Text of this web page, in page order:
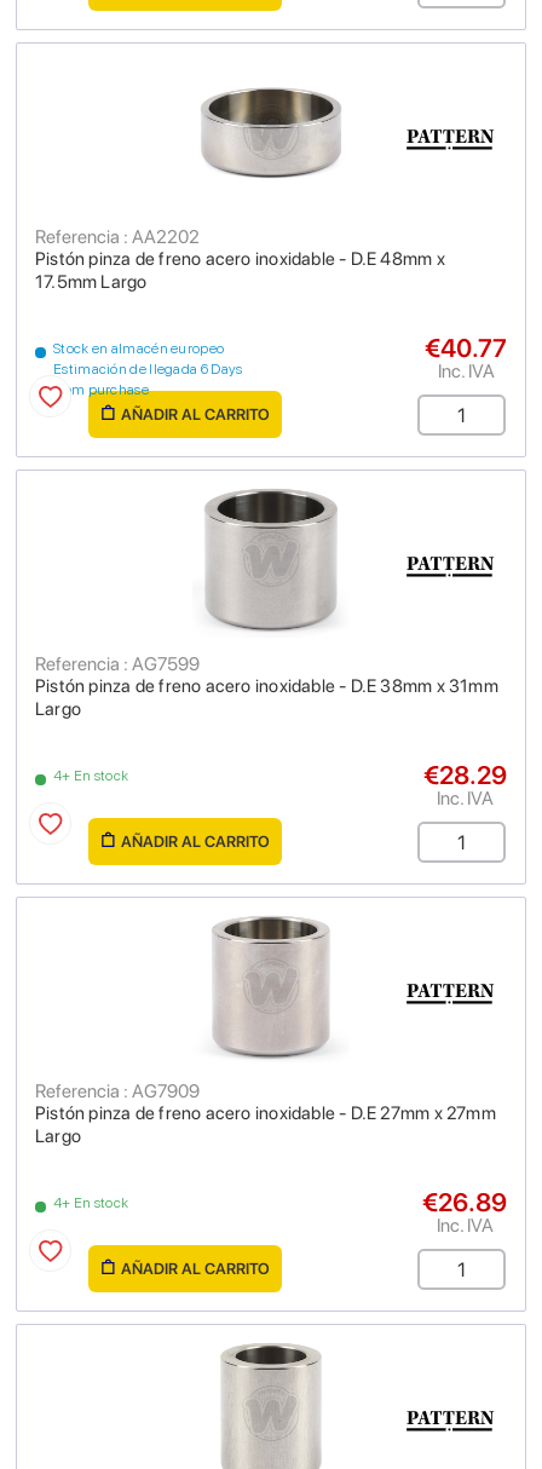
Pistón pinza de freno acero inoxidable - D.E 48mm x
17.5mm Largo
Referencia : AA2202
Stock en almacén europeo
Estimación de llegada 6 Days
from purchase
€40.77
Inc. IVA
AÑADIR AL CARRITO
Pistón pinza de freno acero inoxidable - D.E 38mm x 31mm
Largo
Referencia : AG7599
4+ En stock €28.29
Inc. IVA
AÑADIR AL CARRITO
Pistón pinza de freno acero inoxidable - D.E 27mm x 27mm
Largo
Referencia : AG7909
4+ En stock €26.89
Inc. IVA
AÑADIR AL CARRITO